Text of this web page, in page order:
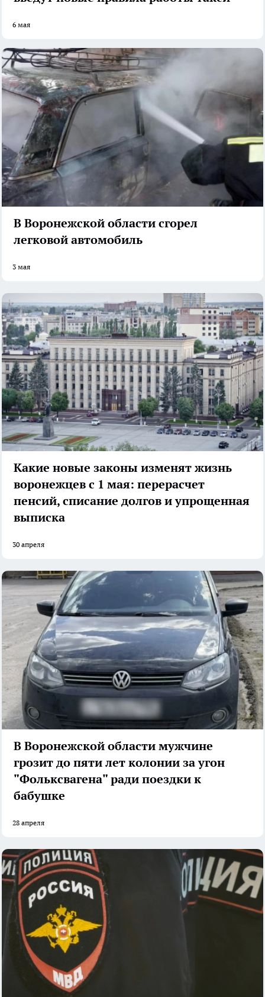
6 мая
В Воронежской области сгорел
легковой автомобиль
3 мая
Какие новые законы изменят жизнь
воронежцев с 1 мая: перерасчет
пенсий, списание долгов и упрощенная
выписка
30 апреля
В Воронежской области мужчине
грозит до пяти лет колонии за угон
"Фольксвагена" ради поездки к
бабушке
28 апреля